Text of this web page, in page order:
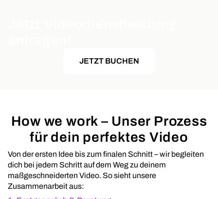
JETZT BUCHEN
How we work – Unser Prozess
für dein perfektes Video
Von der ersten Idee bis zum finalen Schnitt – wir begleiten
dich bei jedem Schritt auf dem Weg zu deinem
maßgeschneiderten Video. So sieht unsere
Zusammenarbeit aus: